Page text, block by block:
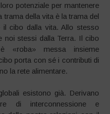
potenziale per mantenere
trama della vita è la trama del
cibo dalla vita. Allo stesso
noi stessi dalla Terra. Il cibo
messa insieme
porta con sé i contributi di
la rete alimentare.
esistono già. Derivano
di interconnessione e